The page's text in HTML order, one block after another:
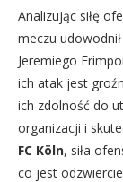
Analizując siłę
meczu
Jeremiego
ich atak jest
ich zdolność do
organizacji i
FC Köln, siła
co jest